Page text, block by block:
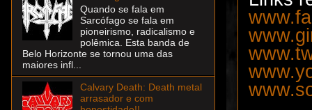
Quando se fala em
Sarcófago se fala em
pioneirismo, radicalismo e
polêmica. Esta banda de
Belo Horizonte se tornou uma das
maiores infl...
Calvary Death: Death metal
arrasador e com